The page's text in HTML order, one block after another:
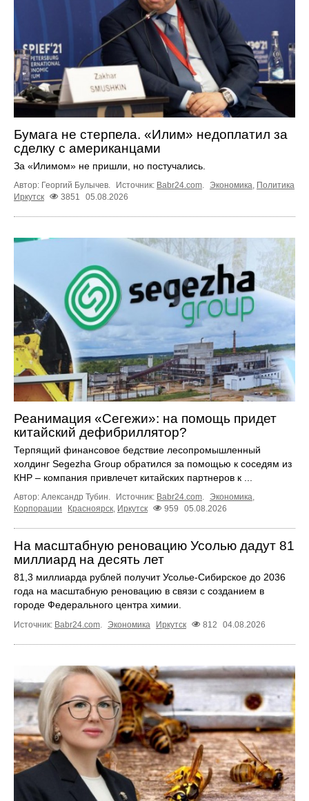
Бумага не стерпела. «Илим» недоплатил за
сделку с американцами
За «Илимом» не пришли, но постучались.
Автор: Георгий Булычев. Источник: Babr24.com. Экономика, Политика
Иркутск
3851 05.08.2026
Реанимация «Сегежи»: на помощь придет
китайский дефибриллятор?
Терпящий финансовое бедствие лесопромышленный
холдинг Segezha Group обратился за помощью к соседям из
КНР – компания привлечет китайских партнеров к ...
Автор: Александр Тубин. Источник: Babr24.com Экономика
Корпорации
Красноярск, Иркутск 959 05.08.2026
На масштабную реновацию Усолью дадут 81
миллиард на десять лет
81,3 миллиарда рублей получит Усолье‑Сибирское до 2036
года на масштабную реновацию в связи с созданием в
городе Федерального центра химии.
Источник: Babr24.com. Экономика Иркутск 812 04.08.2026